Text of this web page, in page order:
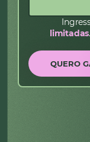
limitadas
QUERO